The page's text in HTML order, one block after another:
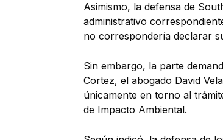
Asimismo, la defensa de
administrativo
no correspondería declarar
Sin embargo, la parte
Cortez, el abogado David
únicamente en torno al
de Impacto Ambiental.